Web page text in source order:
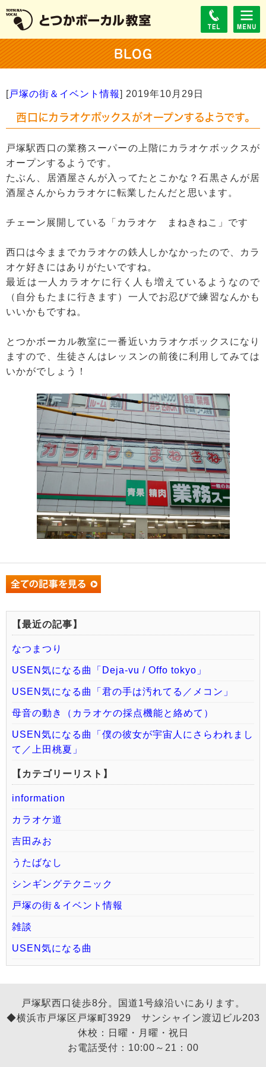
BLOG
[戸塚の街＆イベント情報] 2019年10月29日
西口にカラオケボックスがオープンするようです。
戸塚駅西口の業務スーパーの上階にカラオケボックスが
オープンするようです。
たぶん、居酒屋さんが入ってたとこかな？石黒さんが居
酒屋さんからカラオケに転業したんだと思います。
チェーン展開している「カラオケ まねきねこ」です
西口は今ままでカラオケの鉄人しかなかったので、カラ
オケ好きにはありがたいですね。
最近は一人カラオケに行く人も増えているようなので
（自分もたまに行きます）一人でお忍びで練習なんかも
いいかもですね。
とつかボーカル教室に一番近いカラオケボックスになり
ますので、生徒さんはレッスンの前後に利用してみては
いかがでしょう！
【最近の記事】
なつまつり
USEN気になる曲「Deja-vu / Offo tokyo」
USEN気になる曲「君の手は汚れてる／メコン」
母音の動き（カラオケの採点機能と絡めて）
USEN気になる曲「僕の彼女が宇宙人にさらわれまし
て／上田桃夏」
【カテゴリーリスト】
information
カラオケ道
吉田みお
うたばなし
シンギングテクニック
戸塚の街＆イベント情報
雑談
USEN気になる曲
戸塚駅西口徒歩8分。国道1号線沿いにあります。
◆横浜市戸塚区戸塚町3929 サンシャイン渡辺ビル203
休校：日曜・月曜・祝日
お電話受付：10:00～21：00